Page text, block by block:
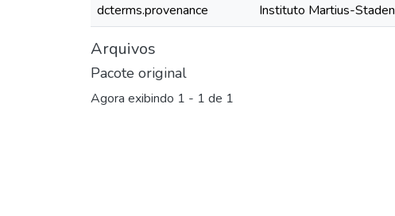
dcterms.provenance
Instituto Martius-Staden
Arquivos
Pacote original
Agora exibindo 1 - 1 de 1